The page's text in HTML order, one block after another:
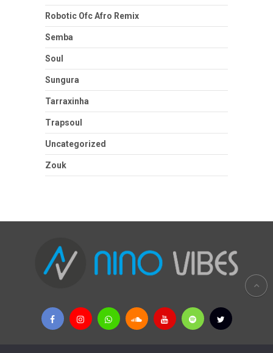
Robotic Ofc Afro Remix
Semba
Soul
Sungura
Tarraxinha
Trapsoul
Uncategorized
Zouk